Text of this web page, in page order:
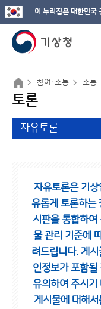
이 누리집은 대한민국
참여·소통 소통
토론
자유토론
자유토론은 기
유롭게 토론하는
시판을 통합하여
물 관리 기준에
려드립니다. 게시
인정보가 포함될
유의하여 주시기
게시물에 대해